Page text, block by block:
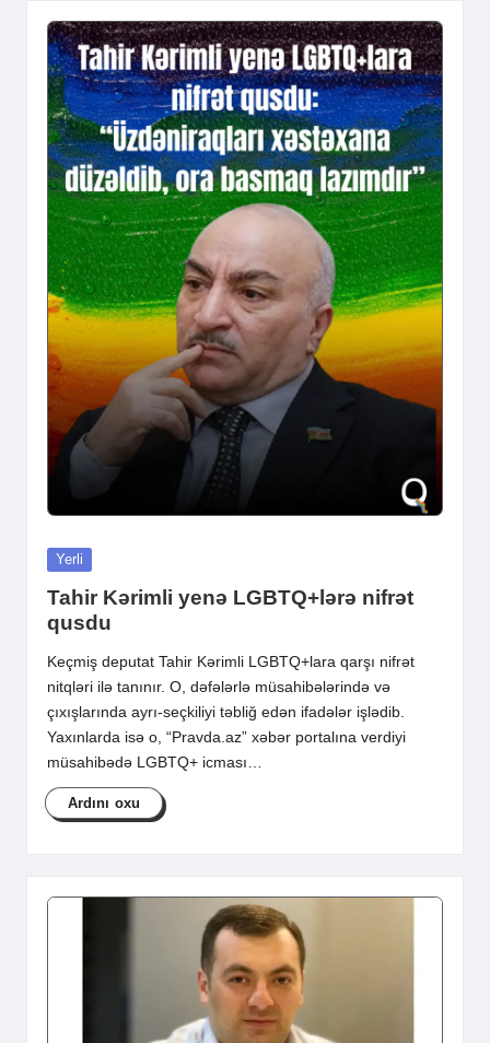
Posted
Yerli
Tahir Kərimli yenə LGBTQ+lərə nifrət
qusdu
Keçmiş deputat Tahir Kərimli LGBTQ+lara qarşı nifrət
nitqləri ilə tanınır. O, dəfələrlə müsahibələrində və
çıxışlarında ayrı-seçkiliyi təbliğ edən ifadələr işlədib.
Yaxınlarda isə o, “Pravda.az” xəbər portalına verdiyi
müsahibədə LGBTQ+ icması…
Ardını oxu